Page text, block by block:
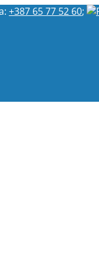
+387 65 77 52 60;